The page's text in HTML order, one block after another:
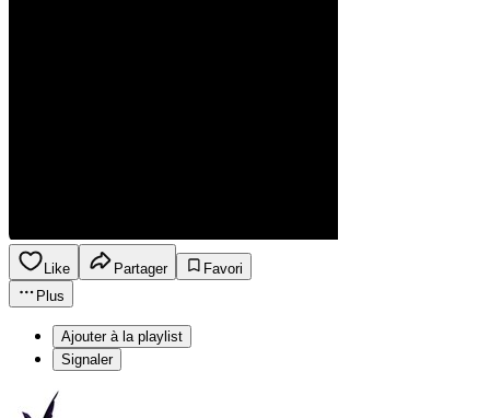
Like Partager
Favori
Plus
Ajouter à la playlist
Signaler